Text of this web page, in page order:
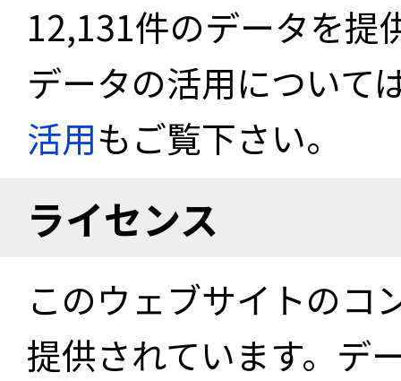
12,131件のデータを提
データの活用について
活用もご覧下さい。
ライセンス
このウェブサイトのコ
提供されています。デ